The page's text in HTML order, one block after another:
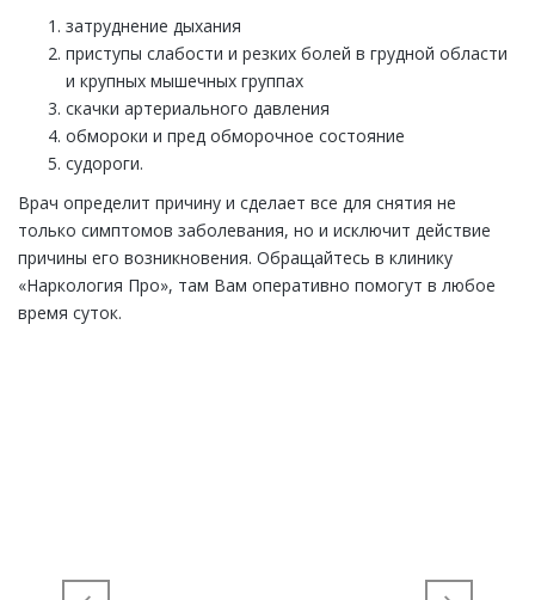
затруднение дыхания
приступы слабости и резких болей в грудной области
и крупных мышечных группах
скачки артериального давления
обмороки и пред обморочное состояние
судороги.
Врач определит причину и сделает все для снятия не
только симптомов заболевания, но и исключит действие
причины его возникновения. Обращайтесь в клинику
«Наркология Про», там Вам оперативно помогут в любое
время суток.